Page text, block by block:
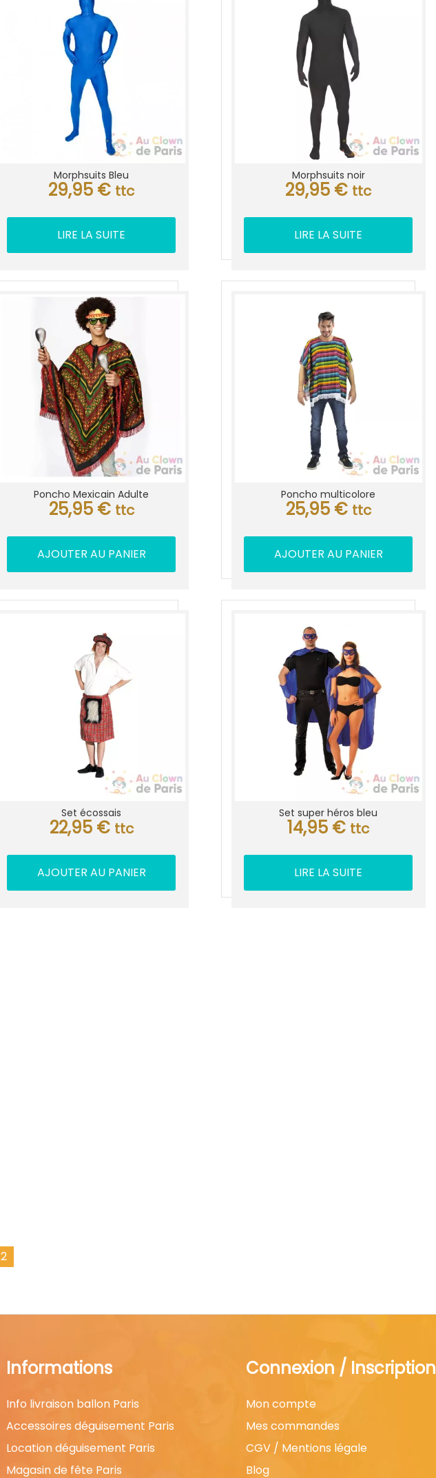
Morphsuits Bleu
29,95 € ttc
LIRE LA SUITE
Morphsuits noir
29,95 € ttc
LIRE LA SUITE
Poncho Mexicain Adulte
25,95 € ttc
AJOUTER AU PANIER
Poncho multicolore
25,95 € ttc
AJOUTER AU PANIER
Set écossais
22,95 € ttc
AJOUTER AU PANIER
Set super héros bleu
14,95 € ttc
LIRE LA SUITE
2
Informations
Info livraison ballon Paris
Accessoires déguisement Paris
Location déguisement Paris
Magasin de fête Paris
Connexion / Inscription
Mon compte
Mes commandes
CGV / Mentions légale
Blog